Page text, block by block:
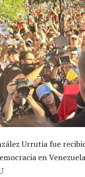
Urrutia fue
en